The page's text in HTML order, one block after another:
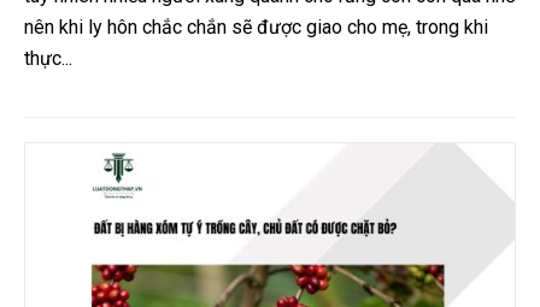
nên khi ly hôn chắc chắn sẽ được giao cho mẹ, trong khi
thực...